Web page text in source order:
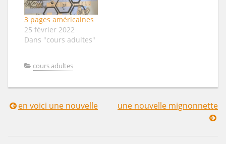
3 pages américaines
25 février 2022
Dans "cours adultes"
cours adultes
Navigation
en voici une nouvelle une nouvelle mignonnette